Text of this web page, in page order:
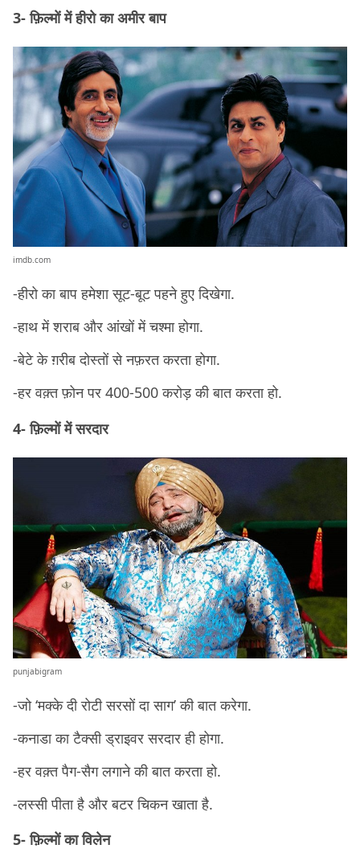
3- फ़िल्मों में हीरो का अमीर बाप
imdb.com
-हीरो का बाप हमेशा सूट-बूट पहने हुए दिखेगा.
-हाथ में शराब और आंखों में चश्मा होगा.
-बेटे के ग़रीब दोस्तों से नफ़रत करता होगा.
-हर वक़्त फ़ोन पर 400-500 करोड़ की बात करता हो.
4- फ़िल्मों में सरदार
punjabigram
-जो ‘मक्के दी रोटी सरसों दा साग’ की बात करेगा.
-कनाडा का टैक्सी ड्राइवर सरदार ही होगा.
-हर वक़्त पैग-सैग लगाने की बात करता हो.
-लस्सी पीता है और बटर चिकन खाता है.
5- फ़िल्मों का विलेन